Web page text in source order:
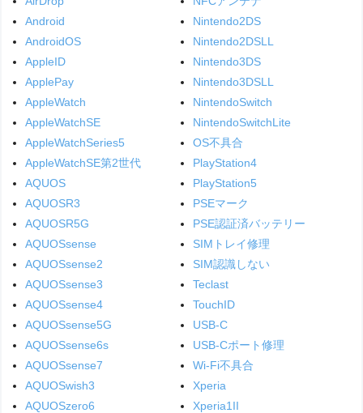
Android
AndroidOS
AppleID
ApplePay
AppleWatch
AppleWatchSE
AppleWatchSeries5
AppleWatchSE第2世代
AQUOS
AQUOSR3
AQUOSR5G
AQUOSsense
AQUOSsense2
AQUOSsense3
AQUOSsense4
AQUOSsense5G
AQUOSsense6s
AQUOSsense7
AQUOSwish3
AQUOSzero6
Nintendo2DS
Nintendo2DSLL
Nintendo3DS
Nintendo3DSLL
NintendoSwitch
NintendoSwitchLite
OS不具合
PlayStation4
PlayStation5
PSEマーク
PSE認証済バッテリー
SIMトレイ修理
SIM認識しない
Teclast
TouchID
USB-C
USB-Cポート修理
Wi-Fi不具合
Xperia
Xperia1II